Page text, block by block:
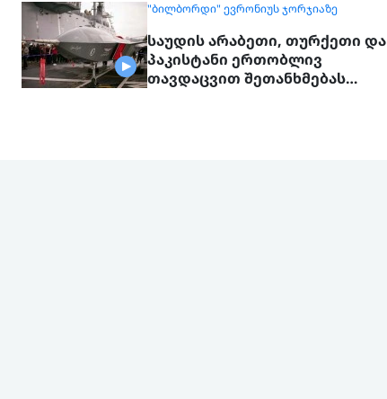
"ᲑᲘᲚᲑᲝᲠᲓᲘ" ᲔᲕᲠᲝᲜᲘᲣᲡ ᲯᲝᲠᲯᲘᲐᲖᲔ
საუდის არაბეთი, თურქეთი და
პაკისტანი ერთობლივ
თავდაცვით შეთანხმებას